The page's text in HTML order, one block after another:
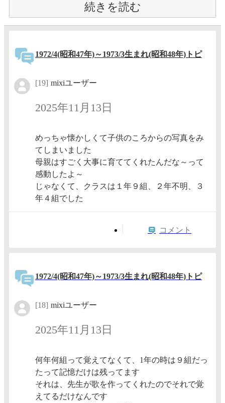
続きを読む
1972/4(昭和47年)～1973/3生まれ(昭和48年)トピ
[19] mixiユーザー
2025年11月13日
めっちゃ懐かしくて子供のころからの写真をみ
てしまいました
母親はすごく大事に育ててくれたんだな～って
感動したよ～
じゃなくて、クラスは１年９組、２年不明、３
年４組でした
コメント
1972/4(昭和47年)～1973/3生まれ(昭和48年)トピ
[18] mixiユーザー
2025年11月13日
何年何組って覚えてなくて、1年の時は９組だっ
たって記憶だけは残ってます
それは、先生が歌を作ってくれたのでそれで覚
えてるだけなんです